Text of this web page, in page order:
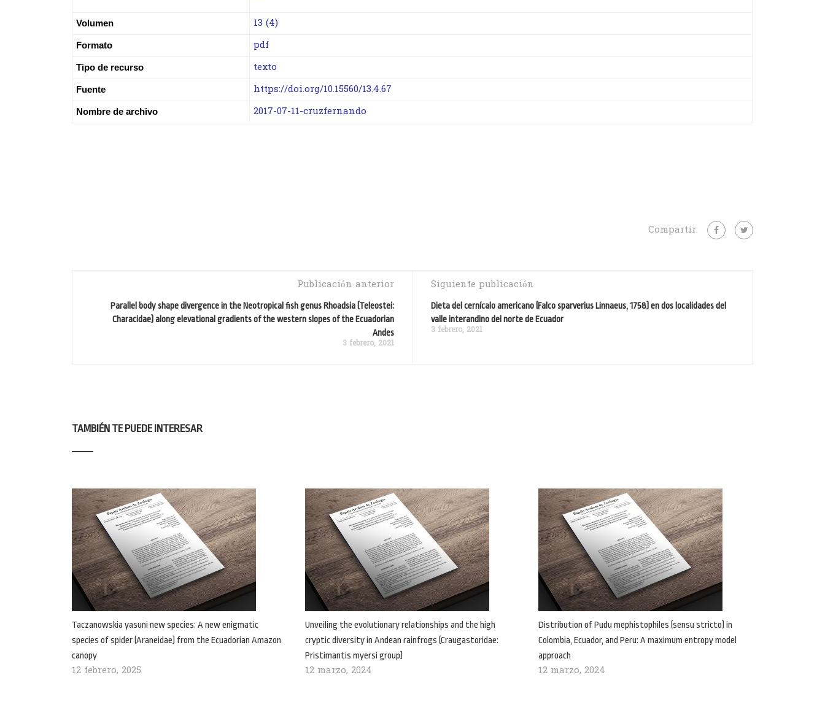
Volumen 13 (4)
Formato pdf
Tipo de recurso texto
Fuente https://doi.org/10.15560/13.4.67
Nombre de archivo 2017-07-11-cruzfernando
Compartir:
Publicación anterior
Parallel body shape divergence in the Neotropical fish genus Rhoadsia (Teleostei:
Characidae) along elevational gradients of the western slopes of the Ecuadorian
Andes
3 febrero, 2021
Siguiente publicación
Dieta del cernícalo americano (Falco sparverius Linnaeus, 1758) en dos localidades del
valle interandino del norte de Ecuador
3 febrero, 2021
TAMBIÉN TE PUEDE INTERESAR
Taczanowskia yasuni new species: A new enigmatic
species of spider (Araneidae) from the Ecuadorian Amazon
canopy
12 febrero, 2025
Unveiling the evolutionary relationships and the high
cryptic diversity in Andean rainfrogs (Craugastoridae:
Pristimantis myersi group)
12 marzo, 2024
Distribution of Pudu mephistophiles (sensu stricto) in
Colombia, Ecuador, and Peru: A maximum entropy model
approach
12 marzo, 2024